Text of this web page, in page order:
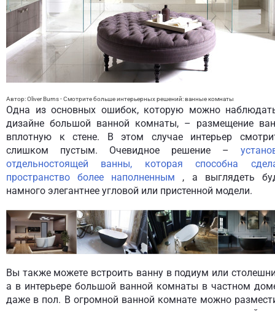
Автор: Oliver Burns- Смотрите больше интерьерных решений:ванные комнаты
Одна из основных ошибок, которую можно
дизайне большой ванной комнаты, – размещение
вплотную к стене. В этом случае интерьер
слишком пустым. Очевидное решение –
отдельностоящей ванны, которая способна
пространство более наполненным , а выглядеть
намного элегантнее угловой или пристенной модели.
Вы также можете встроить ванну в подиум или
а в интерьере большой ванной комнаты в частном
даже в пол. В огромной ванной комнате можно